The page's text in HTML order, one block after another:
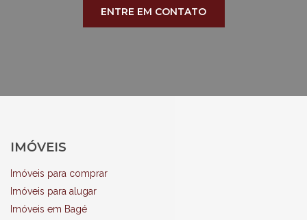
ENTRE EM CONTATO
IMÓVEIS
Imóveis para comprar
Imóveis para alugar
Imóveis em Bagé